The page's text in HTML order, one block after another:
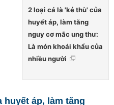
2 loại cá là 'kẻ thù' của
huyết áp, làm tăng
nguy cơ mắc ung thư:
Là món khoái khẩu của
nhiều người
huyết áp, làm tăng